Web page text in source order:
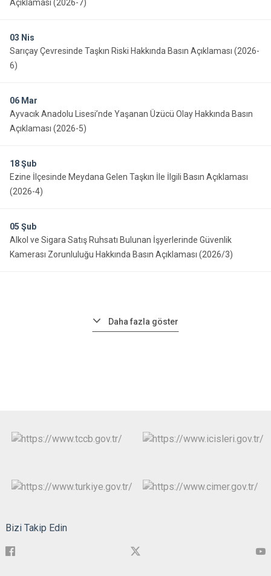
Açıklaması (2026-7)
03 Nis
Sarıçay Çevresinde Taşkın Riski Hakkında Basın Açıklaması (2026-
6)
06 Mar
Ayvacık Anadolu Lisesi’nde Yaşanan Üzücü Olay Hakkında Basın
Açıklaması (2026-5)
18Şub
Ezine İlçesinde Meydana Gelen Taşkın İle İlgili Basın Açıklaması
(2026-4)
05 Şub
Alkol ve Sigara Satış Ruhsatı Bulunan İşyerlerinde Güvenlik
Kamerası Zorunluluğu Hakkında Basın Açıklaması (2026/3)
Daha fazla göster
Bizi Takip Edin